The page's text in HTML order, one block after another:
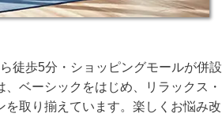
徒歩5分・ショッピングモールが併設
ベーシックをはじめ、リラックス・
取り揃えています。楽しくお悩み改